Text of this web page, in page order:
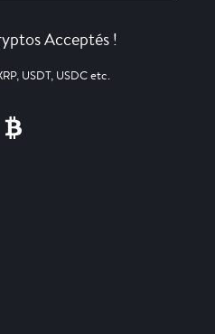
Acceptés !
USDT, USDC etc.